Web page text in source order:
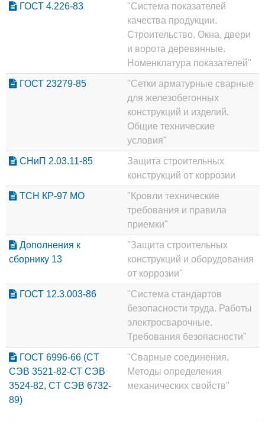
ГОСТ 4.226-83
"Система показателей
качества продукции.
Строительство. Окна, двери
и ворота деревянные.
Номенклатура показателей"
ГОСТ 23279-85
"Сетки арматурные сварные
для железобетонных
конструкций и изделий.
Общие технические
условия"
СНиП 2.03.11-85
Защита строительных
конструкций от коррозии
ТСН КР-97 МО
"Кровли технические
требования и правила
приемки"
Дополнения к
сборнику 13
"Защита строительных
конструкций и оборудования
от коррозии"
ГОСТ 12.3.003-86
"Система стандартов
безопасности труда. Работы
электросварочные.
Требования безопасности"
ГОСТ 6996-66 (CT
СЭВ 3521-82-СТ СЭВ
3524-82, CT СЭВ 6732-
89)
"Сварные соединения.
Методы определения
механических свойств"